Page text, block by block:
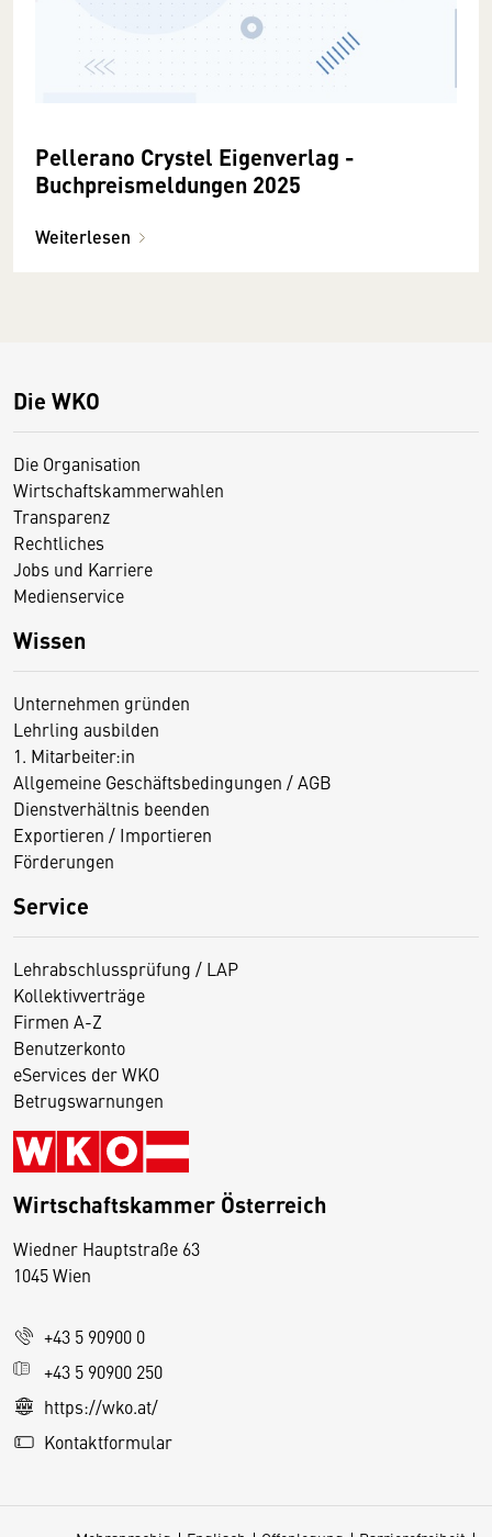
Pellerano Crystel Eigenverlag -
Buchpreismeldungen 2025
Weiterlesen
Die WKO
Die Organisation
Wirtschaftskammerwahlen
Transparenz
Rechtliches
Jobs und Karriere
Medienservice
Wissen
Unternehmen gründen
Lehrling ausbilden
1. Mitarbeiter:in
Allgemeine Geschäftsbedingungen / AGB
Dienstverhältnis beenden
Exportieren / Importieren
Förderungen
Service
Lehrabschlussprüfung / LAP
Kollektivverträge
Firmen A-Z
Benutzerkonto
eServices der WKO
Betrugswarnungen
Wirtschaftskammer Österreich
Wiedner Hauptstraße 63
1045 Wien
+43 5 90900 0
+43 5 90900 250
https://wko.at/
Kontaktformular
D
s
e
S
e